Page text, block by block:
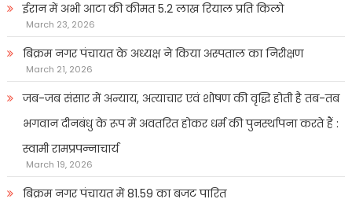
ईरान में अभी आटा की कीमत 5.2 लाख रियाल प्रति किलो
March 23, 2026
बिक्रम नगर पंचायत के अध्यक्ष ने किया अस्पताल का निरीक्षण
March 21, 2026
जब-जब संसार में अन्याय, अत्याचार एवं शोषण की वृद्धि होती है तब-तब
भगवान दीनबंधु के रूप में अवतरित होकर धर्म की पुनर्स्थापना करते हैं :
स्वामी रामप्रपन्नाचार्य
March 19, 2026
बिक्रम नगर पंचायत में 81.59 का बजट पारित